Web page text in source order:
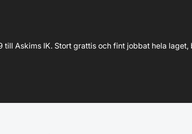
Askims IK. Stort grattis och fint jobbat hela laget,